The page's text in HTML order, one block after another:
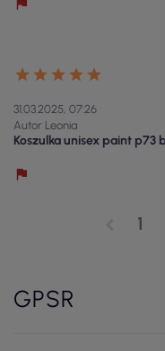
31.03.2025, 07:26
Autor Leonia
Koszulka unisex paint p73
1
GPSR